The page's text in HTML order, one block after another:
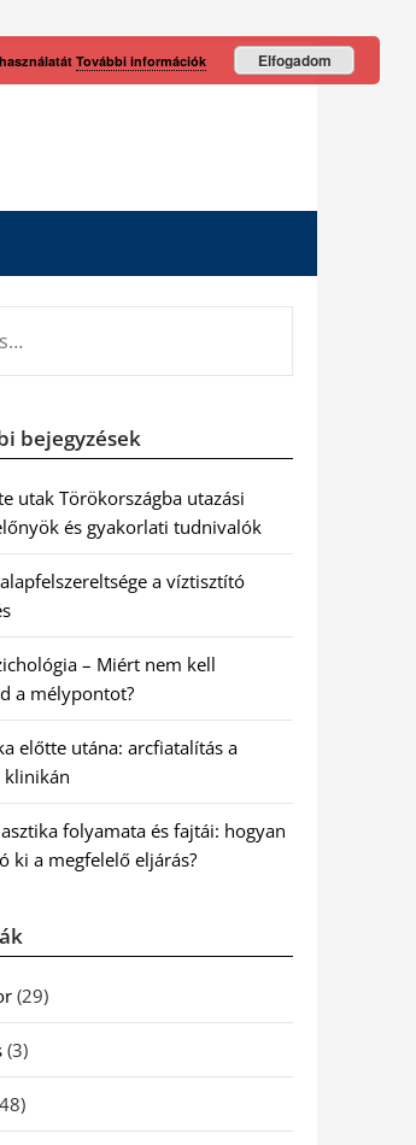
bejegyzések
utak Törökországba utazási
és gyakorlati tudnivalók
a víztisztító
– Miért nem kell
a mélypontot?
előtte utána: arcfiatalítás a
klinikán
folyamata és fajtái: hogyan
ki a megfelelő eljárás?
(29)
(3)
További információk Elfogadom